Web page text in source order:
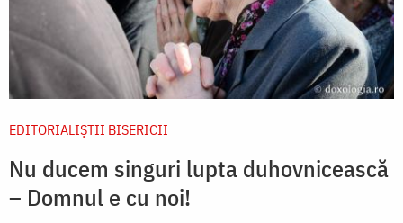
EDITORIALIȘTII BISERICII
Nu ducem singuri lupta duhovnicească
– Domnul e cu noi!